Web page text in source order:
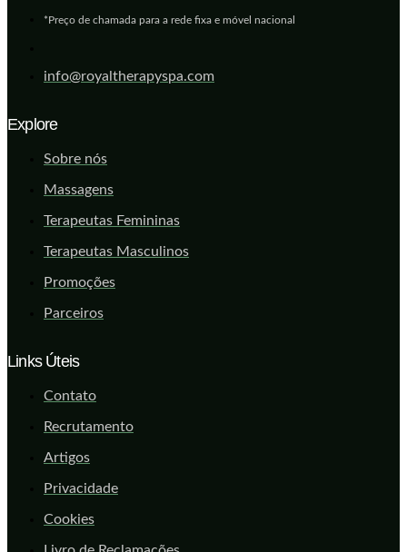
*Preço de chamada para a rede fixa e móvel nacional
info@royaltherapyspa.com
Explore
Sobre nós
Massagens
Terapeutas Femininas
Terapeutas Masculinos
Promoções
Parceiros
Links Úteis
Contato
Recrutamento
Artigos
Privacidade
Cookies